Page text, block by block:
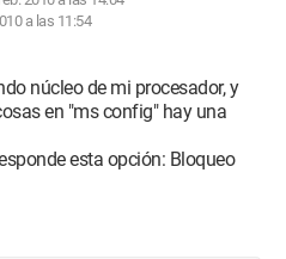
a las 11:54
núcleo de mi procesador, y
en "ms config" hay una
esta opción: Bloqueo